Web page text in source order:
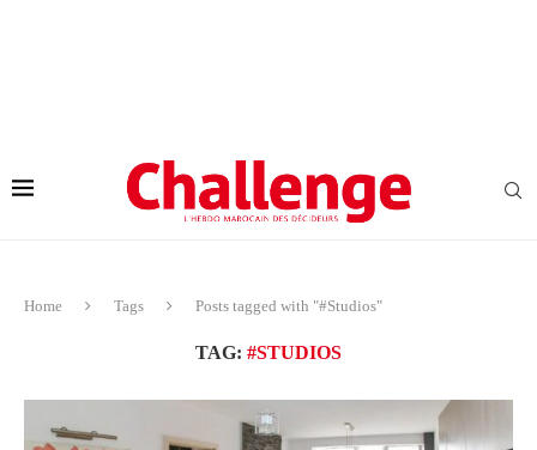
Home Tags Posts tagged with "#Studios"
TAG: #STUDIOS